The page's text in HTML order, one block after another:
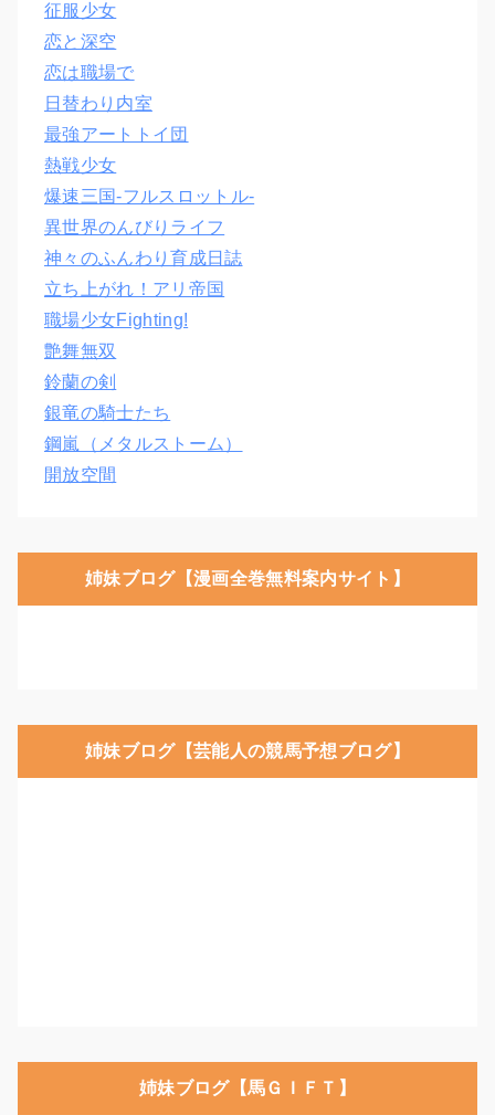
征服少女
恋と深空
恋は職場で
日替わり内室
最強アートトイ団
熱戦少女
爆速三国‐フルスロットル‐
異世界のんびりライフ
神々のふんわり育成日誌
立ち上がれ！アリ帝国
職場少女Fighting!
艶舞無双
鈴蘭の剣
銀竜の騎士たち
鋼嵐（メタルストーム）
開放空間
姉妹ブログ【漫画全巻無料案内サイト】
姉妹ブログ【芸能人の競馬予想ブログ】
姉妹ブログ【馬ＧＩＦＴ】